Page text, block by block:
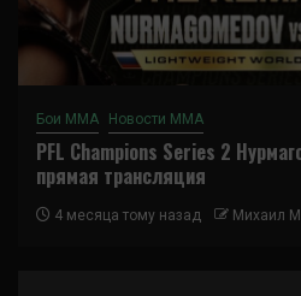
Бои ММА Новости ММА
PFL Champions Series 2
прямая трансляция
4 месяца тому назад Михаил